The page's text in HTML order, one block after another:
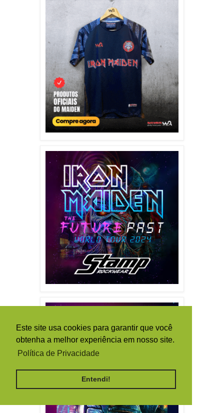
Este site usa cookies para garantir que você
obtenha a melhor experiência em nosso site.
Política de Privacidade
Entendi!